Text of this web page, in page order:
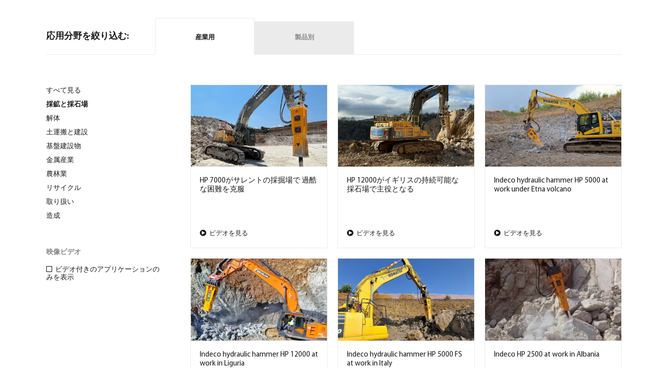
応用分野を絞り込む: 産業用 製品別
すべて見る
採鉱と採石場
解体
土運搬と建設
基盤建設物
金属産業
農林業
リサイクル
取り扱い
造成
映像ビデオ
ビデオ付きのアプリケーションの
みを表示
HP 7000がサレントの採掘場で 過酷
な困難を克服
ビデオを見る
HP 12000がイギリスの持続可能な
採石場で主役となる
ビデオを見る
Indeco hydraulic hammer HP 5000 at
work under Etna volcano
ビデオを見る
Indeco hydraulic hammer HP 12000 at
work in Liguria
Indeco hydraulic hammer HP 5000 FS
at work in Italy
Indeco HP 2500 at work in Albania